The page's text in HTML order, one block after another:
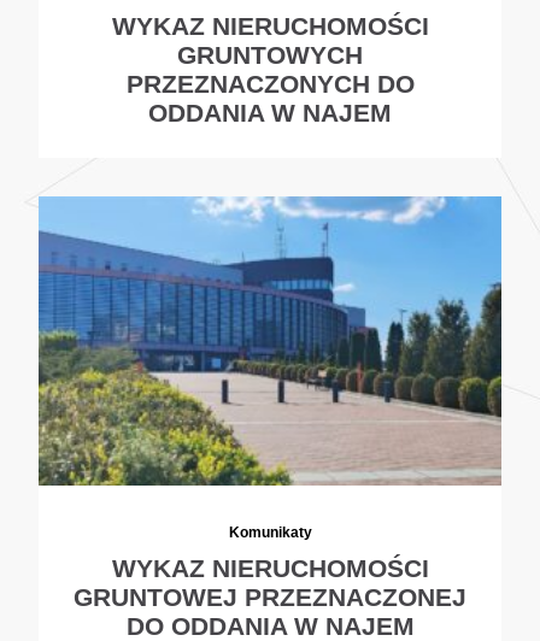
WYKAZ NIERUCHOMOŚCI
GRUNTOWYCH
PRZEZNACZONYCH DO
ODDANIA W NAJEM
Komunikaty
WYKAZ NIERUCHOMOŚCI
GRUNTOWEJ PRZEZNACZONEJ
DO ODDANIA W NAJEM